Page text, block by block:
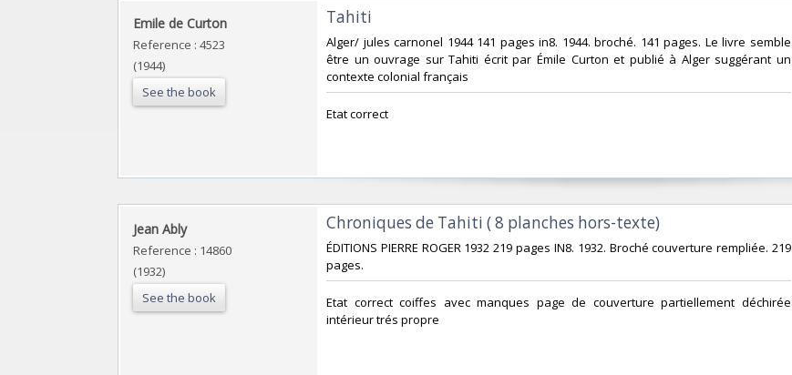
‎Emile de Curton‎
Reference : 4523
(1944)
See the book
‎Tahiti‎
‎Alger/ jules carnonel 1944 141 pages in8. 1944. broché. 141 pages. Le livre semble
être un ouvrage sur Tahiti écrit par Émile Curton et publié à Alger suggérant un
contexte colonial français‎
‎Etat correct‎
‎Jean Ably‎
Reference : 14860
(1932)
See the book
‎Chroniques de Tahiti ( 8 planches hors-texte)‎
‎ÉDITIONS PIERRE ROGER 1932 219 pages IN8. 1932. Broché couverture rempliée. 219
pages.‎
‎Etat correct coiffes avec manques page de couverture partiellement déchirée
intérieur trés propre‎